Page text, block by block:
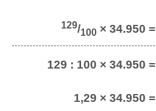
129/100× 34.950 =
129 : 100 × 34.950 =
1,29 × 34.950 =